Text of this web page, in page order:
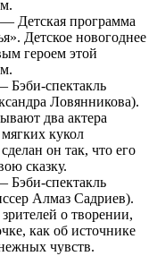
Детская программа
Детское новогоднее
героем этой
Бэби-спектакль
Ловянникова).
два актера
кукол
он так, что его
сказку.
Бэби-спектакль
Алмаз Садриев).
о творении,
как об источнике
чувств.